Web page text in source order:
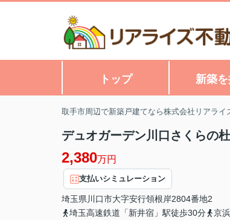
トップ 新築
取手市周辺で新築戸建てなら株式会社リアライ
デュオガーデン川口さくらの杜
2,380万円
支払いシミュレーション
埼玉県 川口市大字安行領根岸2804番地2
埼玉高速鉄道「新井宿」駅徒歩30分
京